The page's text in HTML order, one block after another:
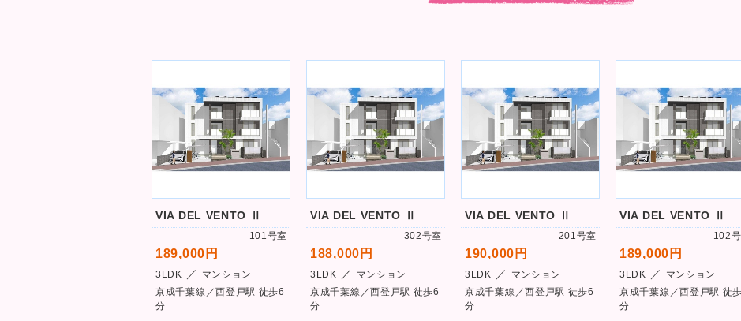
VIA DEL VENTO Ⅱ
101号室
189,000円
3LDK ／
マンション
京成千葉線／西登戸駅 徒歩6
分
VIA DEL VENTO Ⅱ
302号室
188,000円
3LDK ／
マンション
京成千葉線／西登戸駅 徒歩6
分
VIA DEL VENTO Ⅱ
201号室
190,000円
3LDK ／
マンション
京成千葉線／西登戸駅 徒歩6
分
VIA DEL VENTO Ⅱ
102
189,000円
3LDK ／
マンション
京成千葉線／西登戸駅 徒
分